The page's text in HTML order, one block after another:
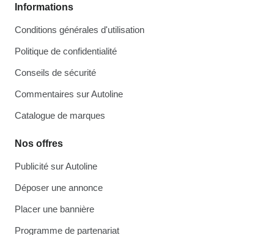
Informations
Conditions générales d'utilisation
Politique de confidentialité
Conseils de sécurité
Commentaires sur Autoline
Catalogue de marques
Nos offres
Publicité sur Autoline
Déposer une annonce
Placer une bannière
Programme de partenariat